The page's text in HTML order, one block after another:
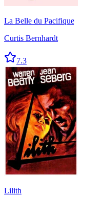
La Belle du Pacifique
Curtis Bernhardt
7.3
Lilith